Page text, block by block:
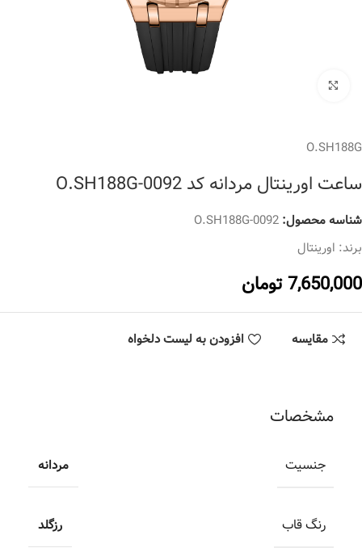
O.SH188G
ساعت اورینتال مردانه کد O.SH188G-0092
شناسه محصول:O.SH188G-0092
برند: اورینتال
7,650,000تومان
مقایسه افزودن به لیست دلخواه
مشخصات
جنسیت مردانه
رنگ قاب رزگلد